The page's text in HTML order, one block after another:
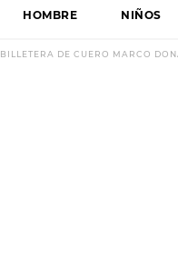
HOMBRE NIÑOS
BILLETERA DE CUERO MARCO
botas
skechers